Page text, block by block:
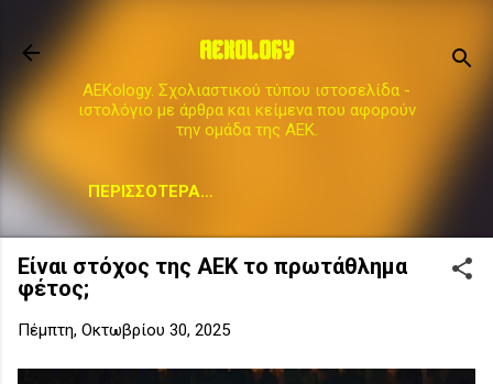
AEKOLOGY
AEKology. Σχολιαστικού τύπου ιστοσελίδα -
ιστολόγιο με άρθρα και κείμενα που αφορούν
την ομάδα της ΑΕΚ.
ΠΕΡΙΣΣΌΤΕΡΑ…
Είναι στόχος της ΑΕΚ το πρωτάθλημα
φέτος;
Πέμπτη, Οκτωβρίου 30, 2025